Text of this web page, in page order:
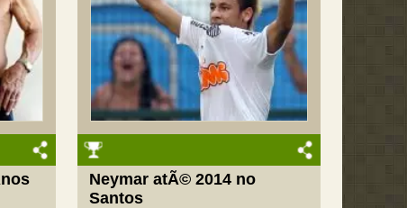
Neymar atÃ© 2014 no
Santos